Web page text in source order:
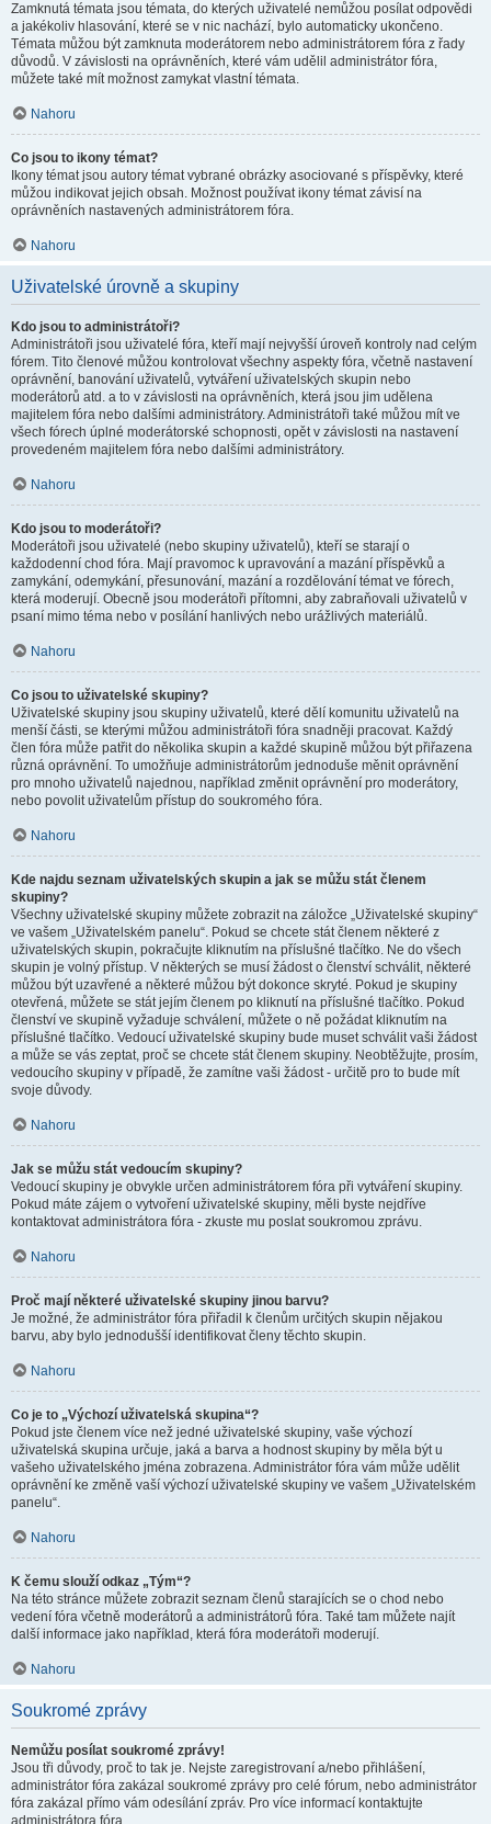
Zamknutá témata jsou témata, do kterých uživatelé nemůžou posílat odpovědi
a jakékoliv hlasování, které se v nic nachází, bylo automaticky ukončeno.
Témata můžou být zamknuta moderátorem nebo administrátorem fóra z řady
důvodů. V závislosti na oprávněních, které vám udělil administrátor fóra,
můžete také mít možnost zamykat vlastní témata.
Nahoru
Co jsou to ikony témat?
Ikony témat jsou autory témat vybrané obrázky asociované s příspěvky, které
můžou indikovat jejich obsah. Možnost používat ikony témat závisí na
oprávněních nastavených administrátorem fóra.
Nahoru
Uživatelské úrovně a skupiny
Kdo jsou to administrátoři?
Administrátoři jsou uživatelé fóra, kteří mají nejvyšší úroveň kontroly nad celým
fórem. Tito členové můžou kontrolovat všechny aspekty fóra, včetně nastavení
oprávnění, banování uživatelů, vytváření uživatelských skupin nebo
moderátorů atd. a to v závislosti na oprávněních, která jsou jim udělena
majitelem fóra nebo dalšími administrátory. Administrátoři také můžou mít ve
všech fórech úplné moderátorské schopnosti, opět v závislosti na nastavení
provedeném majitelem fóra nebo dalšími administrátory.
Nahoru
Kdo jsou to moderátoři?
Moderátoři jsou uživatelé (nebo skupiny uživatelů), kteří se starají o
každodenní chod fóra. Mají pravomoc k upravování a mazání příspěvků a
zamykání, odemykání, přesunování, mazání a rozdělování témat ve fórech,
která moderují. Obecně jsou moderátoři přítomni, aby zabraňovali uživatelů v
psaní mimo téma nebo v posílání hanlivých nebo urážlivých materiálů.
Nahoru
Co jsou to uživatelské skupiny?
Uživatelské skupiny jsou skupiny uživatelů, které dělí komunitu uživatelů na
menší části, se kterými můžou administrátoři fóra snadněji pracovat. Každý
člen fóra může patřit do několika skupin a každé skupině můžou být přiřazena
různá oprávnění. To umožňuje administrátorům jednoduše měnit oprávnění
pro mnoho uživatelů najednou, například změnit oprávnění pro moderátory,
nebo povolit uživatelům přístup do soukromého fóra.
Nahoru
Kde najdu seznam uživatelských skupin a jak se můžu stát členem
skupiny?
Všechny uživatelské skupiny můžete zobrazit na záložce „Uživatelské skupiny“
ve vašem „Uživatelském panelu“. Pokud se chcete stát členem některé z
uživatelských skupin, pokračujte kliknutím na příslušné tlačítko. Ne do všech
skupin je volný přístup. V některých se musí žádost o členství schválit, některé
můžou být uzavřené a některé můžou být dokonce skryté. Pokud je skupiny
otevřená, můžete se stát jejím členem po kliknutí na příslušné tlačítko. Pokud
členství ve skupině vyžaduje schválení, můžete o ně požádat kliknutím na
příslušné tlačítko. Vedoucí uživatelské skupiny bude muset schválit vaši žádost
a může se vás zeptat, proč se chcete stát členem skupiny. Neobtěžujte, prosím,
vedoucího skupiny v případě, že zamítne vaši žádost - určitě pro to bude mít
svoje důvody.
Nahoru
Jak se můžu stát vedoucím skupiny?
Vedoucí skupiny je obvykle určen administrátorem fóra při vytváření skupiny.
Pokud máte zájem o vytvoření uživatelské skupiny, měli byste nejdříve
kontaktovat administrátora fóra - zkuste mu poslat soukromou zprávu.
Nahoru
Proč mají některé uživatelské skupiny jinou barvu?
Je možné, že administrátor fóra přiřadil k členům určitých skupin nějakou
barvu, aby bylo jednodušší identifikovat členy těchto skupin.
Nahoru
Co je to „Výchozí uživatelská skupina“?
Pokud jste členem více než jedné uživatelské skupiny, vaše výchozí
uživatelská skupina určuje, jaká a barva a hodnost skupiny by měla být u
vašeho uživatelského jména zobrazena. Administrátor fóra vám může udělit
oprávnění ke změně vaší výchozí uživatelské skupiny ve vašem „Uživatelském
panelu“.
Nahoru
K čemu slouží odkaz „Tým“?
Na této stránce můžete zobrazit seznam členů starajících se o chod nebo
vedení fóra včetně moderátorů a administrátorů fóra. Také tam můžete najít
další informace jako například, která fóra moderátoři moderují.
Nahoru
Soukromé zprávy
Nemůžu posílat soukromé zprávy!
Jsou tři důvody, proč to tak je. Nejste zaregistrovaní a/nebo přihlášení,
administrátor fóra zakázal soukromé zprávy pro celé fórum, nebo administrátor
fóra zakázal přímo vám odesílání zpráv. Pro více informací kontaktujte
administrátora fóra.